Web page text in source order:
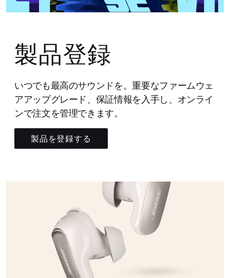
製品登録
いつでも最高のサウンドを。重要なファームウェ
アアップグレード、保証情報を入手し、オンライ
ンで注文を管理できます。
製品を登録する